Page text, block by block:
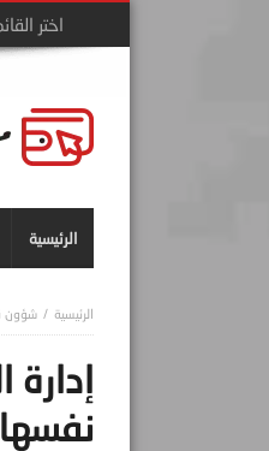
الرئيسية
شؤون